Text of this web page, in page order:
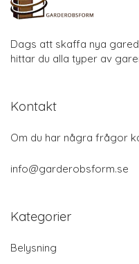
Dags att skaffa nya
hittar du alla typer av
Kontakt
Om du har några frågor
info@garderobsform.se
Kategorier
Belysning